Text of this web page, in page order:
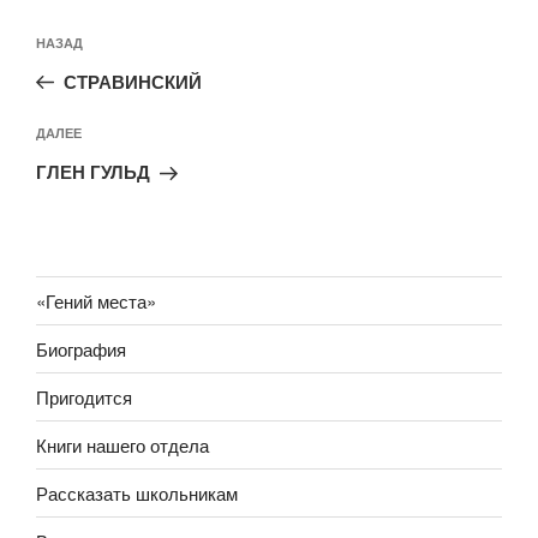
по
записям
Предыдущая
запись:
НАЗАД
СТРАВИНСКИЙ
Следующая
запись
ДАЛЕЕ
ГЛЕН ГУЛЬД
«Гений места»
Биография
Пригодится
Книги нашего отдела
Рассказать школьникам